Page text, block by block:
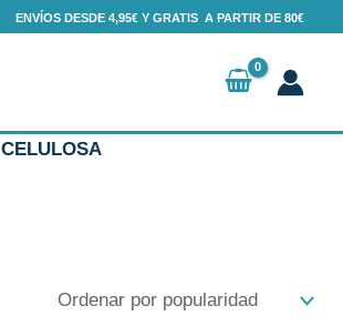
ENVÍOS DESDE 4,95€ Y GRATIS A PARTIR DE 80€
CELULOSA